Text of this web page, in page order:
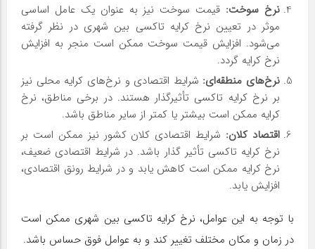
نرخ سوخت: قیمت سوخت نیز به عنوان یک عامل اساسی
موثر در تعیین نرخ کرایه تاکسی بین شهری در نظر گرفته
می‌شود. افزایش قیمت سوخت ممکن است منجر به افزایش
نرخ کرایه گردد.
نرخ‌های منطقه‌ای: شرایط اقتصادی و نرخ‌های کرایه محلی نیز
بر نرخ کرایه تاکسی تأثیرگذار هستند. در برخی مناطق، نرخ
کرایه ممکن است بیشتر یا کمتر از سایر مناطق باشد.
اقتصاد کلان: شرایط اقتصادی کلان کشور نیز ممکن است بر
نرخ کرایه تاکسی تأثیر گذار باشد. در شرایط اقتصادی ضعیف،
نرخ کرایه ممکن است کاهش یابد و در شرایط رونق اقتصادی،
افزایش یابد.
با توجه به این عوامل، نرخ کرایه تاکسی بین شهری ممکن است
در زمان و مکان مختلف تغییر کند و به عوامل فوق حساس باشد.